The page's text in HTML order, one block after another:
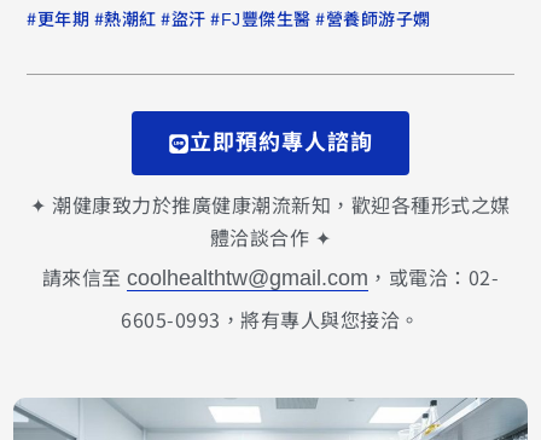
#更年期 #熱潮紅 #盜汗 #FJ豐傑生醫 #營養師游子嫻
立即預約專人諮詢
✦ 潮健康致力於推廣健康潮流新知，歡迎各種形式之媒
體洽談合作 ✦
請來信至coolhealthtw@gmail.com ，或電洽：02-
6605-0993，將有專人與您接洽。